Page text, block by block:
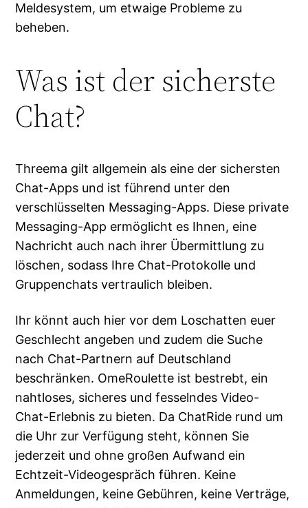
Meldesystem, um etwaige Probleme zu
beheben.
Was ist der sicherste
Chat?
Threema gilt allgemein als eine der sichersten
Chat-Apps und ist führend unter den
verschlüsselten Messaging-Apps. Diese private
Messaging-App ermöglicht es Ihnen, eine
Nachricht auch nach ihrer Übermittlung zu
löschen, sodass Ihre Chat-Protokolle und
Gruppenchats vertraulich bleiben.
Ihr könnt auch hier vor dem Loschatten euer
Geschlecht angeben und zudem die Suche
nach Chat-Partnern auf Deutschland
beschränken. OmeRoulette ist bestrebt, ein
nahtloses, sicheres und fesselndes Video-
Chat-Erlebnis zu bieten. Da ChatRide rund um
die Uhr zur Verfügung steht, können Sie
jederzeit und ohne großen Aufwand ein
Echtzeit-Videogespräch führen. Keine
Anmeldungen, keine Gebühren, keine Verträge,